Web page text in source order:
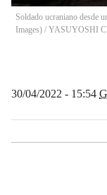
Soldado ucraniano
Images) / YASUYOSHI
30/04/2022 - 15:54